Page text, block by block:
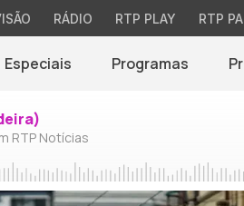
RÁDIO RTP PLAY RTP
Especiais Programas
RTP Notícias